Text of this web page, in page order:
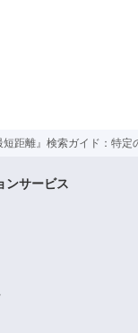
短距離』検索ガイド：特
ンサービス